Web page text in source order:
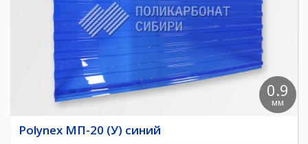
0.9
мм
Polynex МП-20 (У) синий